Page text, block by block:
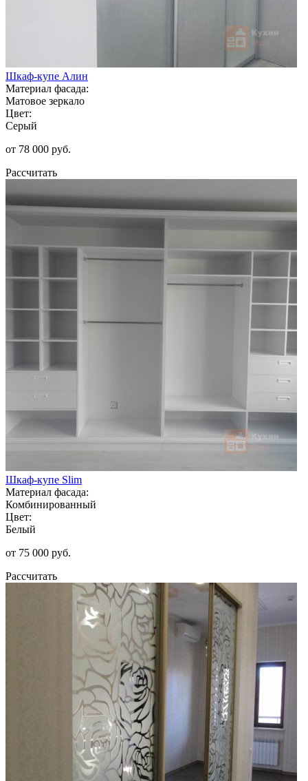
Шкаф-купе Алин
Материал фасада:
Матовое зеркало
Цвет:
Серый
от 78 000 руб.
Рассчитать
Шкаф-купе Slim
Материал фасада:
Комбинированный
Цвет:
Белый
от 75 000 руб.
Рассчитать